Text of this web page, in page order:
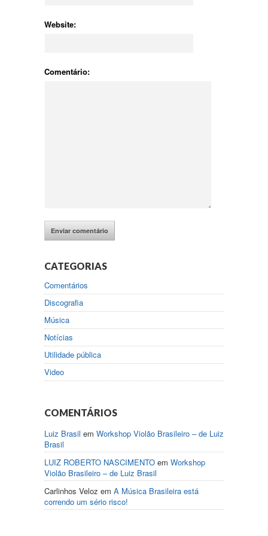
Website:
Comentário:
CATEGORIAS
Comentários
Discografia
Música
Notícias
Utilidade pública
Video
COMENTÁRIOS
Luiz Brasil em Workshop Violão Brasileiro – de Luiz
Brasil
LUIZ ROBERTO NASCIMENTO em Workshop
Violão Brasileiro – de Luiz Brasil
Carlinhos Veloz em A Música Brasileira está
correndo um sério risco!